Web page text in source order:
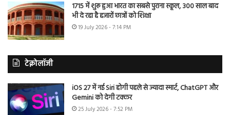
1715 में शुरू हुआ भारत का सबसे पुराना स्कूल, 300 साल बाद
भी दे रहा है हजारों छात्रों को शिक्षा
19 July 2026 - 7:14 PM
टेक्नोलॉजी
iOS 27 में नई Siri होगी पहले से ज्यादा स्मार्ट, ChatGPT और
Gemini को देगी टक्कर
25 July 2026 - 7:52 PM